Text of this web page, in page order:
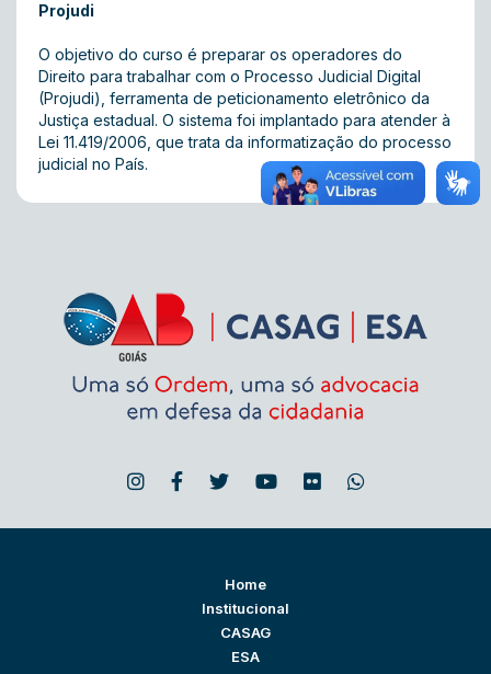
Projudi
O objetivo do curso é preparar os operadores do
Direito para trabalhar com o Processo Judicial Digital
(Projudi), ferramenta de peticionamento eletrônico da
Justiça estadual. O sistema foi implantado para atender à
Lei 11.419/2006, que trata da informatização do processo
judicial no País.
Home
Institucional
CASAG
ESA